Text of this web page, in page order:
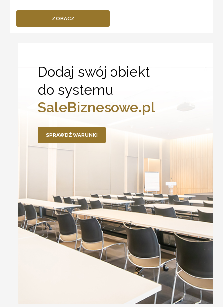
ZOBACZ
Dodaj swój obiekt
do systemu
SaleBiznesowe.pl
SPRAWDŹ WARUNKI